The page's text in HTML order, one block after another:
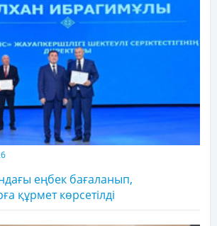
еңбек бағаланып,
құрмет көрсетілді